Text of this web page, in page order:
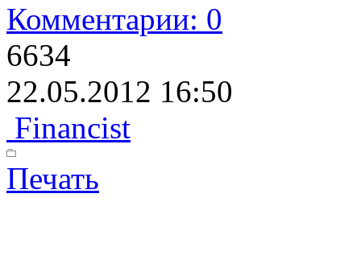
Комментарии: 0
6634
22.05.2012 16:50
Financist
Печать